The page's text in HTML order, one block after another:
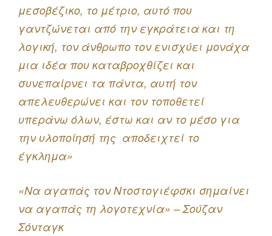
μεσοβέζικο, το μέτριο, αυτό που
γαντζώνεται από την εγκράτεια και τη
λογική, τον άνθρωπο τον ενισχύει μονάχα
μια ιδέα που καταβροχθίζει και
συνεπαίρνει τα πάντα, αυτή τον
απελευθερώνει και τον τοποθετεί
υπεράνω όλων, έστω και αν το μέσο για
την υλοποίησή της αποδειχτεί το
έγκλημα»
«Να αγαπάς τον Ντοστογιέφσκι σημαίνει
να αγαπάς τη λογοτεχνία» – Σούζαν
Σόνταγκ